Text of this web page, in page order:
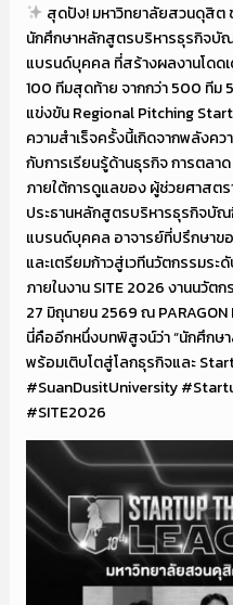
สุดปัง! มหาวิทยาลัยสวนดุสิต
นักศึกษาหลักสูตรบริหารธุรกิจบั
แบรนด์บุคคล ที่สร้างผลงานโดดเ
100 ทีมสุดท้าย จากกว่า 500 ทีม
แข่งขัน Regional Pitching
ความสำเร็จครั้งนี้เกิดจากพลังค
กับการเรียนรู้ด้านธุรกิจ การตล
ภายใต้การดูแลของ ผู้ช่วยศาส
ประธานหลักสูตรบริหารธุรกิจบัณ
แบรนด์บุคคล อาจารย์ที่ปรึกษาข
และเตรียมก้าวสู่เวทีนวัตกรรมร
ภายในงาน SITE 2026 งานนวัต
27 มิถุนายน 2569 ณ PARAGON
นี่คืออีกหนึ่งบทพิสูจน์ว่า “นักศึก
พร้อมเติบโตสู่โลกธุรกิจและ
#SuanDusitUniversity
#SITE2026